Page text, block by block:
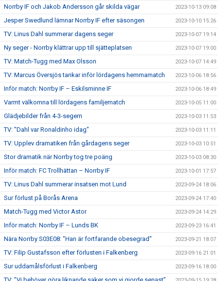
Norrby IF och Jakob Andersson går skilda vägar 2023-10-13 09:08
Jesper Swedlund lämnar Norrby IF efter säsongen 2023-10-10 15:26
TV: Linus Dahl summerar dagens seger 2023-10-07 19:14
Ny seger - Norrby klättrar upp till sjätteplatsen 2023-10-07 19:00
TV: Match-Tugg med Max Olsson 2023-10-07 14:49
TV: Marcus Översjös tankar inför lördagens hemmamatch 2023-10-06 18:56
Inför match: Norrby IF – Eskilsminne IF 2023-10-06 18:49
Varmt välkomna till lördagens familjematch 2023-10-05 11:00
Glädjebilder från 4-3-segern 2023-10-03 11:53
TV: "Dahl var Ronaldinho idag" 2023-10-03 11:11
TV: Upplev dramatiken från gårdagens seger 2023-10-03 10:51
Stor dramatik när Norrby tog tre poäng 2023-10-03 08:30
Inför match: FC Trollhättan – Norrby IF 2023-10-01 17:57
TV: Linus Dahl summerar insatsen mot Lund 2023-09-24 18:06
Sur förlust på Borås Arena 2023-09-24 17:40
Match-Tugg med Victor Astor 2023-09-24 14:29
Inför match: Norrby IF – Lunds BK 2023-09-23 16:41
Nära Norrby S03E08: "Han är fortfarande obesegrad" 2023-09-21 18:07
TV: Filip Gustafsson efter förlusten i Falkenberg 2023-09-16 21:01
Sur uddamålsförlust i Falkenberg 2023-09-16 18:00